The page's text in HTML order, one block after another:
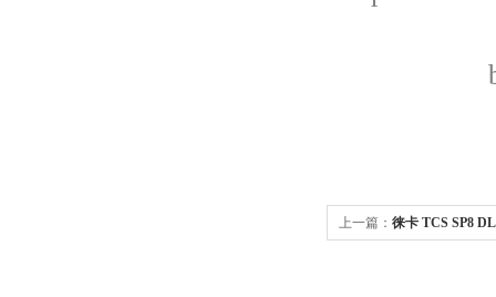
上一篇： 徕卡 TCS SP8